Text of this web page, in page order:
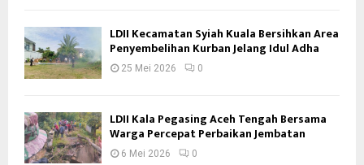
LDII Kecamatan Syiah Kuala Bersihkan Area
Penyembelihan Kurban Jelang Idul Adha
25 Mei 2026 0
LDII Kala Pegasing Aceh Tengah Bersama
Warga Percepat Perbaikan Jembatan
6 Mei 2026 0